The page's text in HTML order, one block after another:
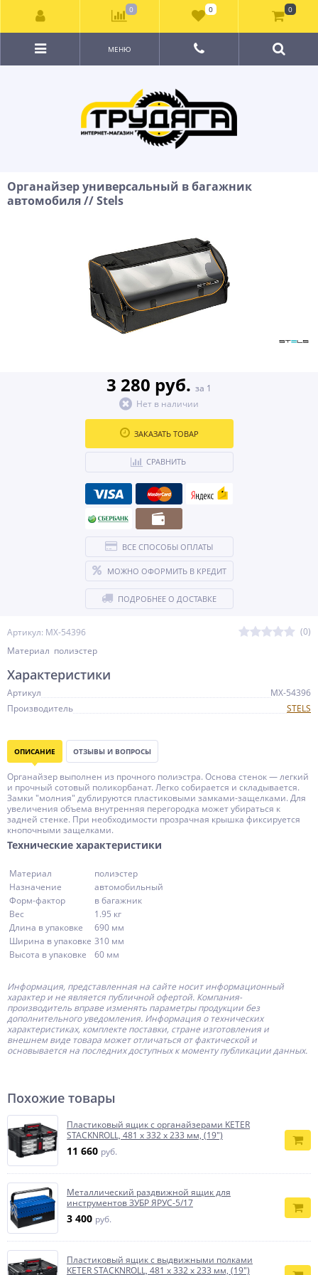
МЕНЮ
Органайзер универсальный в багажник
автомобиля // Stels
Артикул: MX-54396
(0)
Материал полиэстер
3 280 руб. за 1
Нет в наличии
ЗАКАЗАТЬ ТОВАР
СРАВНИТЬ
ВСЕ СПОСОБЫ ОПЛАТЫ
МОЖНО ОФОРМИТЬ В КРЕДИТ
ПОДРОБНЕЕ О ДОСТАВКЕ
Характеристики
Артикул
MX-54396
Производитель
STELS
ОПИСАНИЕ ОТЗЫВЫ И ВОПРОСЫ
Органайзер выполнен из прочного полиэстра. Основа стенок — легкий
и прочный сотовый поликорбанат. Легко собирается и складывается.
Замки "молния" дублируются пластиковыми замками-защелками. Для
увеличения объема внутренняя перегородка может убираться к
задней стенке. При необходимости прозрачная крышка фиксируется
кнопочными защелками.
Технические характеристики
Материал
полиэстер
Назначение
автомобильный
Форм-фактор
в багажник
Вес
1.95 кг
Длина в упаковке
690 мм
Ширина в упаковке 310 мм
Высота в упаковке
60 мм
Информация, представленная на сайте носит информационный
характер и не является публичной офертой. Компания-
производитель вправе изменять параметры продукции без
дополнительного уведомления. Информация о технических
характеристиках, комплекте поставки, стране изготовления и
внешнем виде товара может отличаться от фактической и
основывается на последних доступных к моменту публикации данных.
Похожие товары
Пластиковый ящик с органайзерами KETER
STACKNROLL, 481 х 332 х 233 мм, (19″)
11 660 руб.
Металлический раздвижной ящик для
инструментов ЗУБР ЯРУС-5/17
3 400 руб.
Пластиковый ящик с выдвижными полками
KETER STACKNROLL, 481 х 332 х 233 мм, (19″)
0 0 0